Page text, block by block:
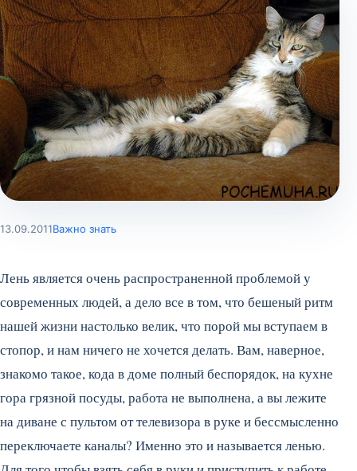
13.09.2011Важно знать
Лень является очень распространенной проблемой у
современных людей, а дело все в том, что бешеный ритм
нашей жизни настолько велик, что порой мы вступаем в
стопор, и нам ничего не хочется делать. Вам, наверное,
знакомо такое, кода в доме полный беспорядок, на кухне
гора грязной посуды, работа не выполнена, а вы лежите
на диване с пультом от телевизора в руке и бессмысленно
переключаете каналы? Именно это и называется ленью.